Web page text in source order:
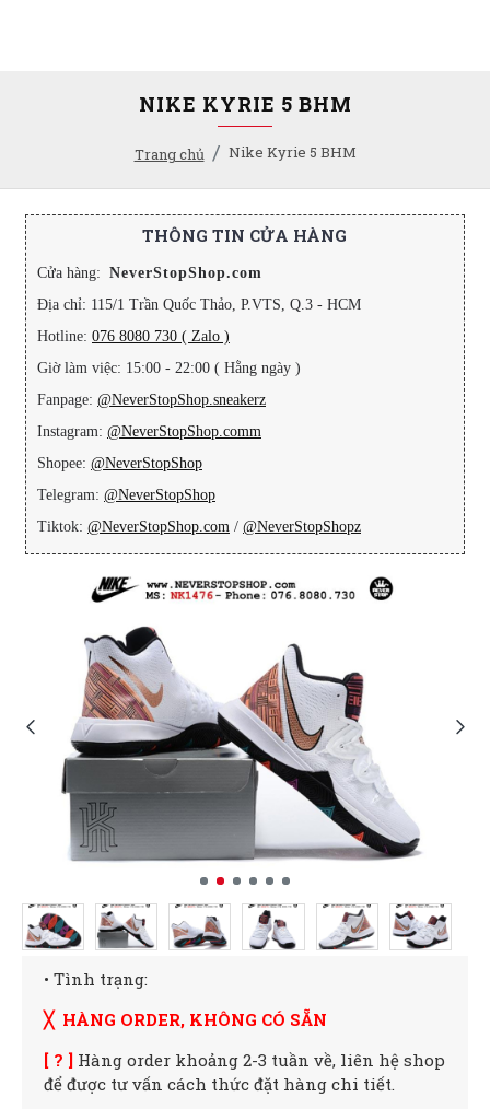
Trang chủ Nike Kyrie 5 BHM
NIKE KYRIE 5 BHM
THÔNG TIN CỬA HÀNG
Cửa hàng: NeverStopShop.com
Địa chỉ: 115/1 Trần Quốc Thảo, P.VTS, Q.3 - HCM
Hotline: 076 8080 730 ( Zalo )
Giờ làm việc: 15:00 - 22:00 ( Hằng ngày )
Fanpage: @NeverStopShop.sneakerz
Instagram: @NeverStopShop.comm
Shopee: @NeverStopShop
Telegram: @NeverStopShop
Tiktok: @NeverStopShop.com / @NeverStopShopz
• Tình trạng:
╳ HÀNG ORDER, KHÔNG CÓ SẴN
[ ? ] Hàng order khoảng 2-3 tuần về, liên hệ shop
để được tư vấn cách thức đặt hàng chi tiết.